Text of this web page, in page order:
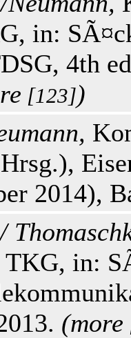
in:
4th
[123])
2014),
TKG, in:
(more